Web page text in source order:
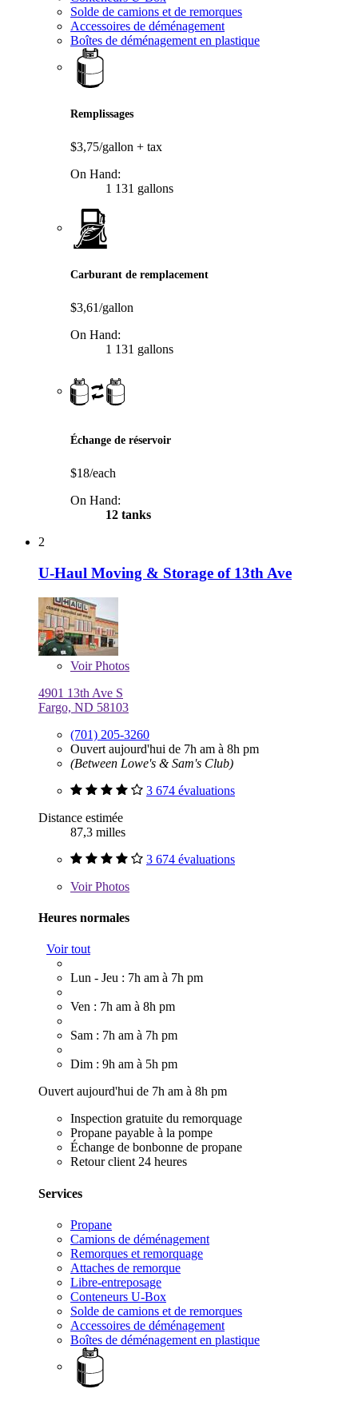
Solde de camions et de remorques
Accessoires de déménagement
Boîtes de déménagement en plastique
Remplissages
$3,75/gallon + tax
On Hand:
1 131 gallons
Carburant de remplacement
$3,61/gallon
On Hand:
1 131 gallons
Échange de réservoir
$18/each
On Hand:
12 tanks
2
U-Haul Moving & Storage of 13th Ave
VoirPhotos
4901 13th Ave S
Fargo, ND 58103
(701) 205-3260
Ouvert aujourd'hui de 7h am à 8h pm
(Between Lowe's & Sam's Club)
3 674 évaluations
Distance estimée
87,3 milles
3 674 évaluations
VoirPhotos
Heures normales
Voir tout
Lun - Jeu : 7h am à 7h pm
Ven : 7h am à 8h pm
Sam : 7h am à 7h pm
Dim : 9h am à 5h pm
Ouvert aujourd'hui de 7h am à 8h pm
Inspection gratuite du remorquage
Propane payable à la pompe
Échange de bonbonne de propane
Retour client 24 heures
Services
Propane
Camions de déménagement
Remorques et remorquage
Attaches de remorque
Libre-entreposage
Conteneurs U-Box
Solde de camions et de remorques
Accessoires de déménagement
Boîtes de déménagement en plastique